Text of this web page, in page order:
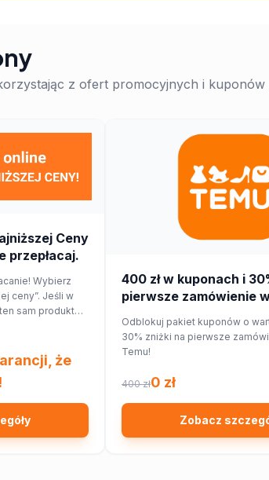
z ofert promocyjnych i
Ceny
przepłacaj.
Wybierz
ceny”. Jeśli w
sam produkt
że
400 zł w kuponach i
pierwsze zamówienie
Odblokuj pakiet kuponów o
30% zniżki na pierwsze
Temu!
400 zł0 zł
Zobacz